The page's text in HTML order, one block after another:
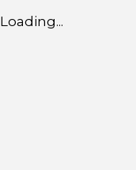
Loading...